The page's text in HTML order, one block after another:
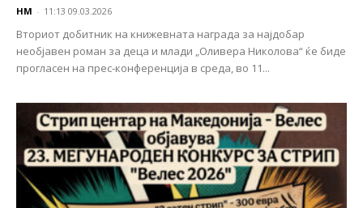
НМ - 11:13 09.03.2026
Вториот добитник на книжевната награда за најдобар
необјавен роман за деца и млади „Оливера Николова“ ќе биде
прогласен на прес-конференција в среда, во 11...